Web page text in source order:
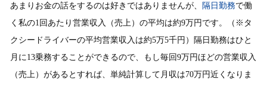
あまりお金の話をするのは好きではありませんが、 隔日勤務で働
く私の1回あたり営業収入（売上）の平均は約9万円です。（※タ
クシードライバーの平均営業収入は約5万5千円）隔日勤務はひと
月に13乗務することができるので、もし毎回9万円ほどの営業収入
（売上）があるとすれば、単純計算して月収は70万円近くなりま